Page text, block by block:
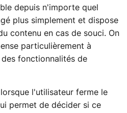
depuis n'importe quel
plus simplement et dispose
contenu en cas de souci. On
particulièrement à
fonctionnalités de
l'utilisateur ferme le
permet de décider si ce